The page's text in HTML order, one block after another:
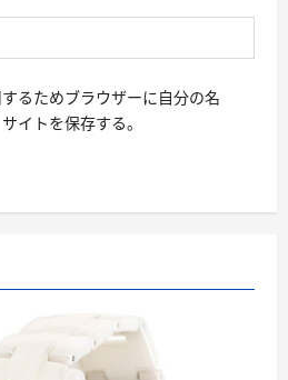
るためブラウザーに自分の名
イトを保存する。